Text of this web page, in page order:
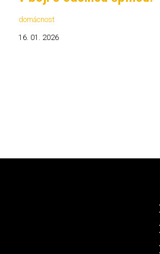
domácnost
16. 01. 2026